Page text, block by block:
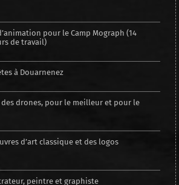
pour le Camp Mograph (14
de travail)
à Douarnenez
des drones, pour le meilleur et pour le
d’art classique et des logos
peintre et graphiste